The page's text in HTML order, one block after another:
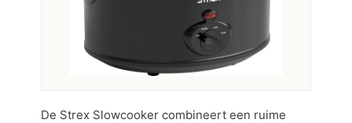
De Strex Slowcooker combineert een ruime